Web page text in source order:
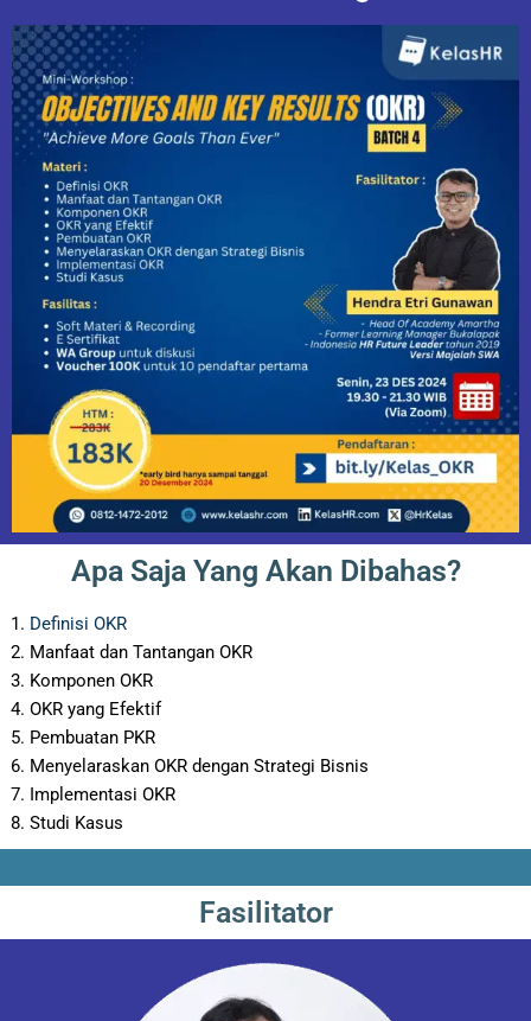
Apa Saja Yang Akan Dibahas?
Definisi OKR
Manfaat dan Tantangan OKR
Komponen OKR
OKR yang Efektif
Pembuatan PKR
Menyelaraskan OKR dengan Strategi Bisnis
Implementasi OKR
Studi Kasus
Fasilitator